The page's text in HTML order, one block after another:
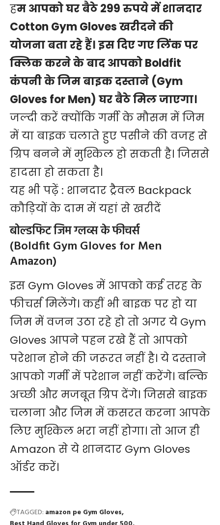
हम आपको घर बैठे 299 रुपये में शानदार
Cotton Gym Gloves खरीदने की
योजना बता रहे हैं। इस दिए गएलिंकपर
क्लिक करने के बाद आपको Boldfit
कंपनी के जिम बाइक दस्ताने (Gym
Gloves for Men) घर बैठे मिल जाएगा।
जल्दी करें क्योंकि गर्मी के मौसम में जिम
में या बाइक चलाते हुए पसीने की वजह से
ग्रिप बनने में मुश्किल हो सकती है। जिससे
हादसा हो सकता है।
यह भी पढ़ें : शानदार ट्रैवल Backpack
कौड़ियों के दाम में यहां से खरीदें
बोल्डफिट जिम ग्लव्स के फीचर्स
(Boldfit Gym Gloves for Men
Amazon)
इस Gym Gloves में आपको कई तरह के
फीचर्स मिलेंगे। कहीं भी बाइक पर हो या
जिम में वजन उठा रहे हो तो अगर ये Gym
Gloves आपने पहन रखे हैं तो आपको
परेशान होने की जरूरत नहीं है। ये दस्ताने
आपको गर्मी में परेशान नहीं करेंगे। बल्कि
अच्छी और मजबूत ग्रिप देंगे। जिससे बाइक
चलाना और जिम में कसरत करना आपके
लिए मुश्किल भरा नहीं होगा। तो आज ही
Amazon से ये शानदार Gym Gloves
ऑर्डर करें।
TAGGED: amazon pe Gym Gloves